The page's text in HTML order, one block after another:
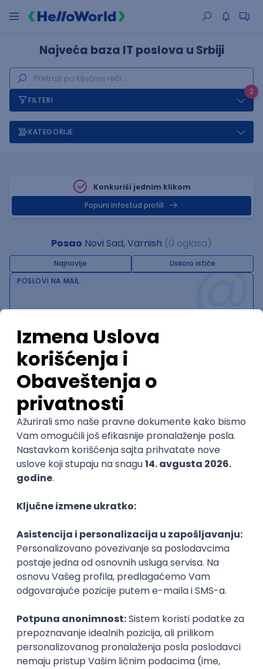
Najveća baza IT poslova u Srbiji
2
FILTERI
KATEGORIJE
Konkuriši jednim klikom
Popuni infostud profill
Posao Novi Sad, Varnish (0 oglasa)
Najnovije Uskoro ističe@
POSLOVI NA MAIL
POSLODAVAC
GRAD
SENIORITET
NAČIN RADA
Najnoviji poslovi svakog dana u tvom
inboxu
Prijavi se
Trenutno nema oglasa po traženim kriterijumima
pretrage.
Pogledaj slične oglase ili izmeni kriterijume pretrage
Productivity
Arista Networks
Remote
18.08.2026.
MySQL Linux Unix JavaScript C++
Java
REST
Kubernetes Intermediate